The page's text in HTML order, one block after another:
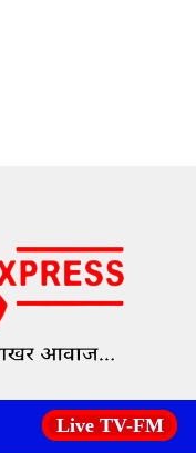
Live TV-FM